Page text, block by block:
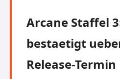
Arcane Staffel
bestaetigt
Release-Termin